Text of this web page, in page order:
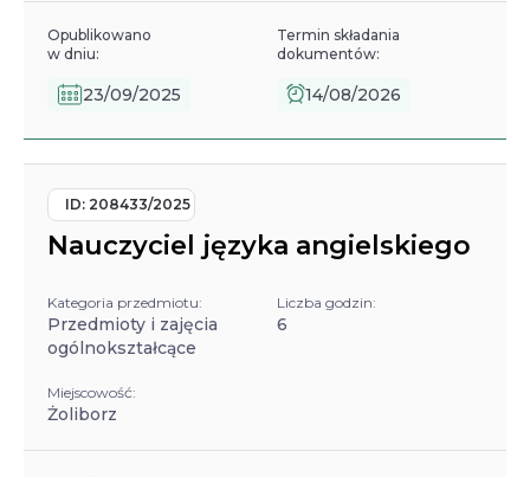
Opublikowano
w dniu:
23/09/2025
Termin składania
dokumentów:
14/08/2026
ID: 208433/2025
Nauczyciel języka angielskiego
Kategoria przedmiotu:
Przedmioty i zajęcia
ogólnokształcące
Liczba godzin:
6
Miejscowość:
Żoliborz